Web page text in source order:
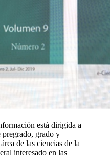
está dirigida a
pregrado, grado y
de las ciencias de la
interesado en las